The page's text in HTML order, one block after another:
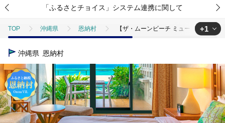
「ふるさとチョイス」システム連携に関して
TOP 沖縄県 恩納村 【ザ・ムーンビーチ ミュージアムリ
TOP
+1
沖縄県 恩納村